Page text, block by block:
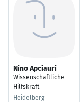
Nino Apciauri
Wissenschaftliche
Hilfskraft
Heidelberg